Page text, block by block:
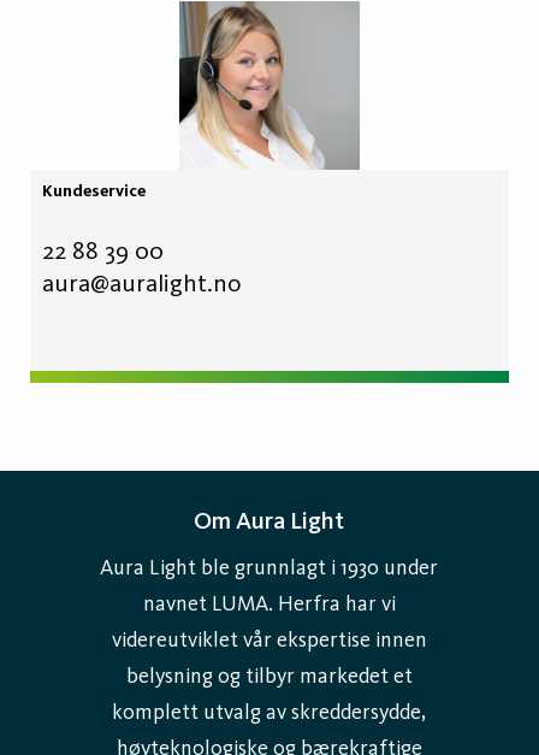
Kundeservice
22 88 39 00
aura@auralight.no
Om Aura Light
Aura Light ble grunnlagt i 1930 under
navnet LUMA. Herfra har vi
videreutviklet vår ekspertise innen
belysning og tilbyr markedet et
komplett utvalg av skreddersydde,
høyteknologiske og bærekraftige